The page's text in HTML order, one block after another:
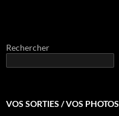
Rechercher
VOS SORTIES / VOS PHOTOS